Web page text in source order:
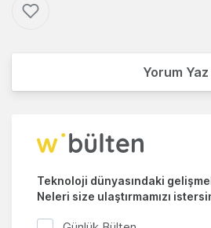
Yorum Yaz
Teknoloji dünyasındaki
Neleri size ulaştırmamızı